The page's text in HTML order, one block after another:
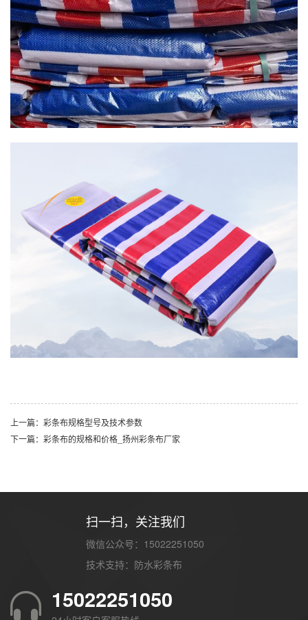
上一篇：彩条布规格型号及技术参数
下一篇：彩条布的规格和价格_扬州彩条布厂家
扫一扫，关注我们
微信公众号：15022251050
技术支持： 防水彩条布
15022251050